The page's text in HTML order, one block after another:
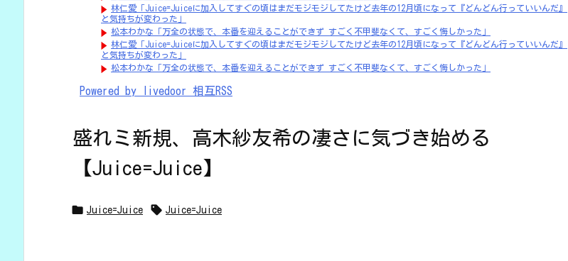
林仁愛「Juice=Juiceに加入してすぐの頃はまだモジモジしてたけど去年の12月頃になって『どんどん行っていいんだ』
と気持ちが変わった」
松本わかな「万全の状態で、本番を迎えることができず すごく不甲斐なくて、すごく悔しかった」
林仁愛「Juice=Juiceに加入してすぐの頃はまだモジモジしてたけど去年の12月頃になって『どんどん行っていいんだ』
と気持ちが変わった」
松本わかな「万全の状態で、本番を迎えることができず すごく不甲斐なくて、すごく悔しかった」
Powered by livedoor 相互RSS
盛れミ新規、高木紗友希の凄さに気づき始める
【Juice=Juice】
 Juice=Juice  Juice=Juice